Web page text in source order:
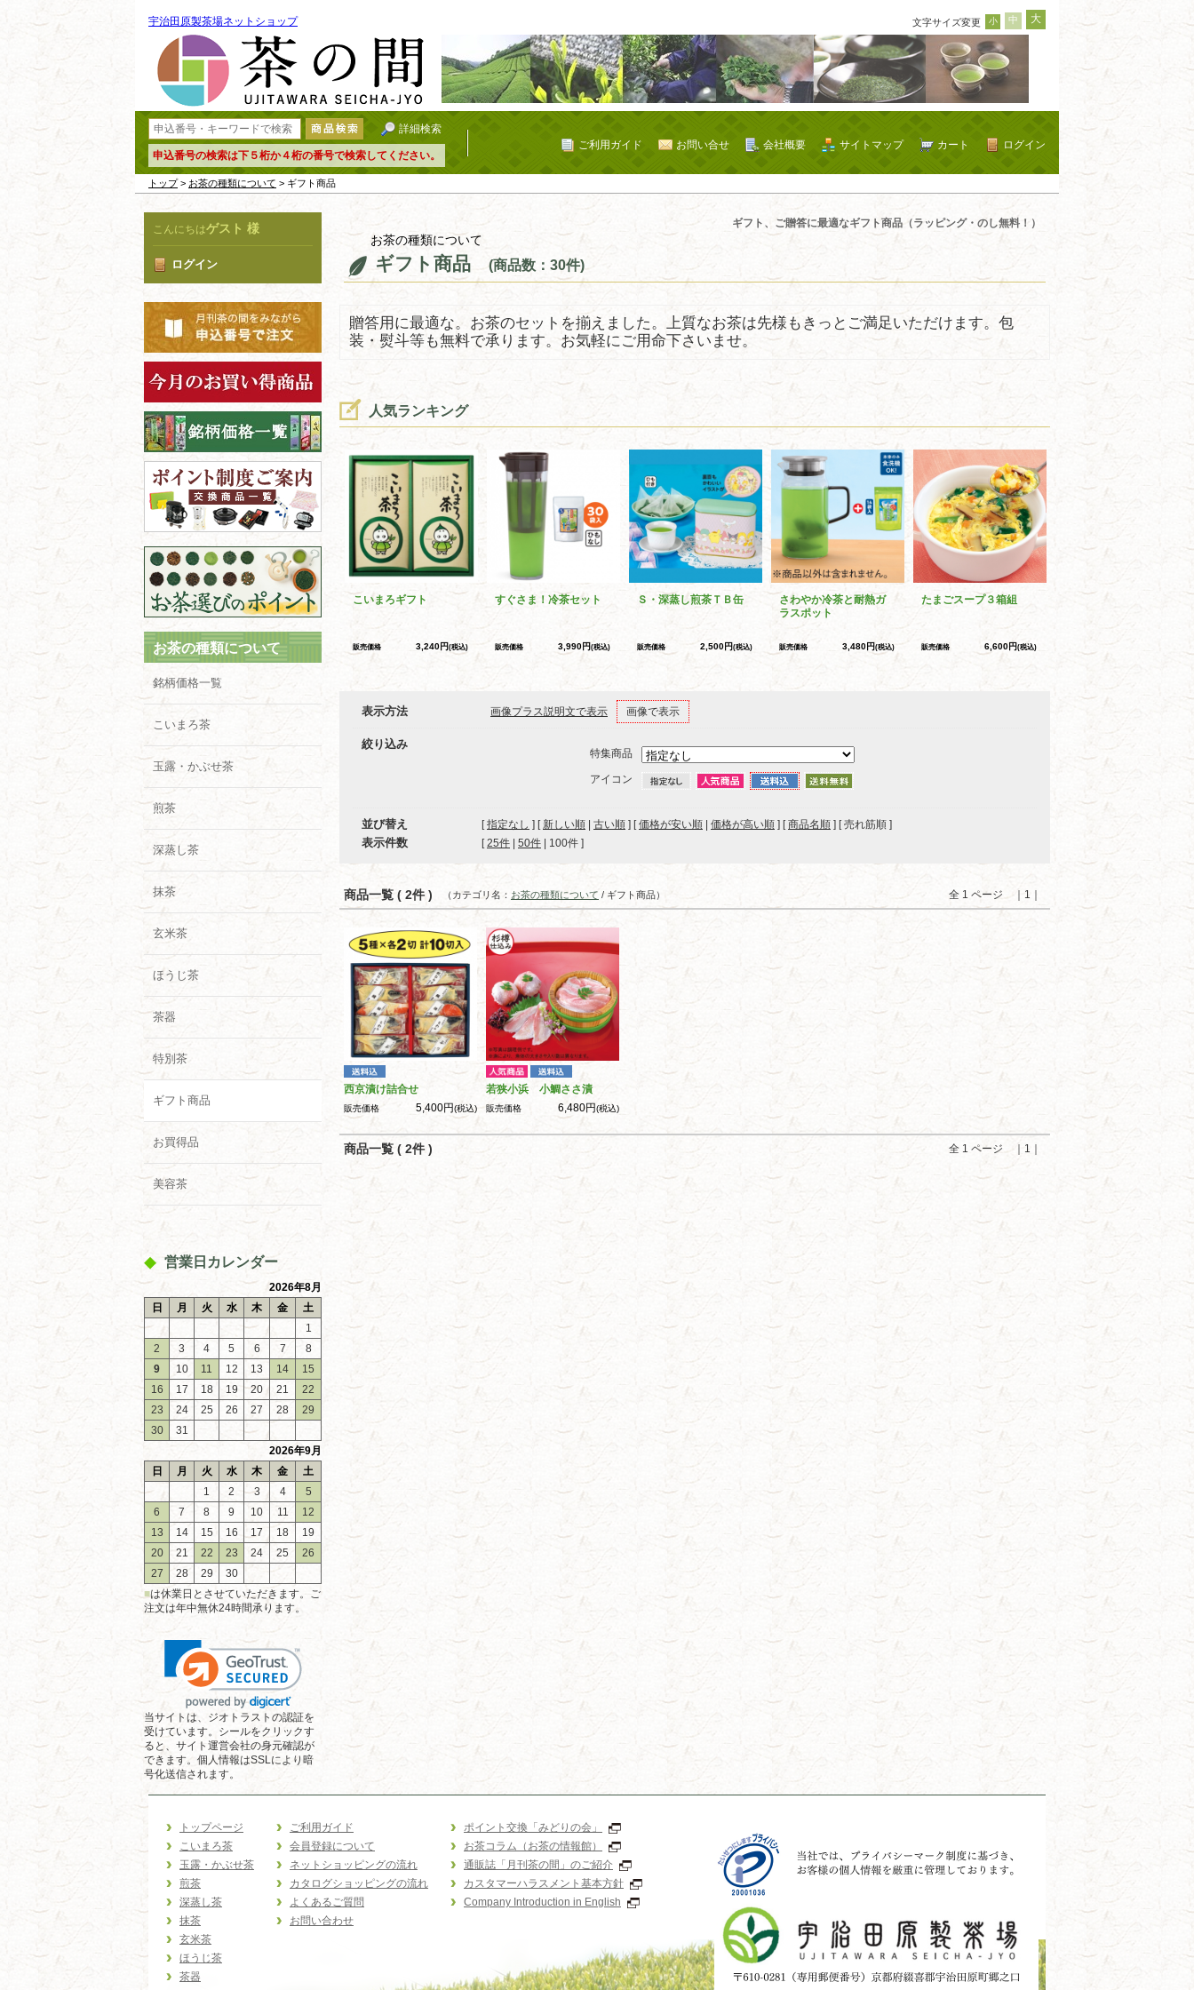
宇治田原製茶場ネットショップ 文字サイズ変更 小 中 大
詳細検索
申込番号の検索は下５桁か４桁の番号で検索してください。
ログイン
カート
サイトマップ
会社概要
お問い合せ
ご利用ガイド
トップ> お茶の種類について > ギフト商品
こんにちはゲスト 様
ログイン
お茶の種類について
銘柄価格一覧
こいまろ茶
玉露・かぶせ茶
煎茶
深蒸し茶
抹茶
玄米茶
ほうじ茶
茶器
特別茶
ギフト商品
お買得品
美容茶
営業日カレンダー
2026年8月
日
月 火 水 木 金
土
1
2
3 4 5 6 7
8
9
10 11 12 13 14
15
16
17 18 19 20 21
22
23
24 25 26 27 28
29
30
31
2026年9月
日
月 火 水 木 金
土
1
2 3 4
5
6
7 8 9 10 11
12
13
14 15 16 17 18
19
20
21 22 23 24 25
26
27
28 29
30
■は休業日とさせていただきます。ご
注文は年中無休24時間承ります。
当サイトは、ジオトラストの認証を
受けています。シールをクリックす
ると、サイト運営会社の身元確認が
できます。個人情報はSSLにより暗
号化送信されます。
ギフト、ご贈答に最適なギフト商品（ラッピング・のし無料！）
お茶の種類について
ギフト商品 (商品数：30件)
贈答用に最適な。お茶のセットを揃えました。上質なお茶は先様もきっとご満足いただけます。包
装・熨斗等も無料で承ります。お気軽にご用命下さいませ。
人気ランキング
こいまろギフト
販売価格 3,240円(税込)
すぐさま！冷茶セット
販売価格 3,990円(税込)
Ｓ・深蒸し煎茶ＴＢ缶
販売価格 2,500円(税込)
さわやか冷茶と耐熱ガ
ラスポット
販売価格 3,480円(税込)
たまごスープ３箱組
販売価格 6,600円(税込)
表示方法 画像プラス説明文で表示 画像で表示
絞り込み
特集商品
アイコン
並び替え [指定なし ] [ 新しい順 古い順 ] [価格が安い順 価格が高い順 ] [商品名順 ] [ 売れ筋順 ]
表示件数 [ 25件 50件 100件 ]
商品一覧 ( 2件 ) 全 1 ページ ｜1｜
（カテゴリ名： お茶の種類について / ギフト商品）
西京漬け詰合せ
販売価格 5,400円(税込)
若狭小浜 小鯛ささ漬
販売価格 6,480円(税込)
商品一覧 ( 2件 ) 全 1 ページ ｜1｜
トップページ
こいまろ茶
玉露・かぶせ茶
煎茶
深蒸し茶
抹茶
玄米茶
ほうじ茶
茶器
ご利用ガイド
会員登録について
ネットショッピングの流れ
カタログショッピングの流れ
よくあるご質問
お問い合わせ
ポイント交換「みどりの会」
お茶コラム（お茶の情報館）
通販誌「月刊茶の間」のご紹介
カスタマーハラスメント基本方針
Company Introduction in English